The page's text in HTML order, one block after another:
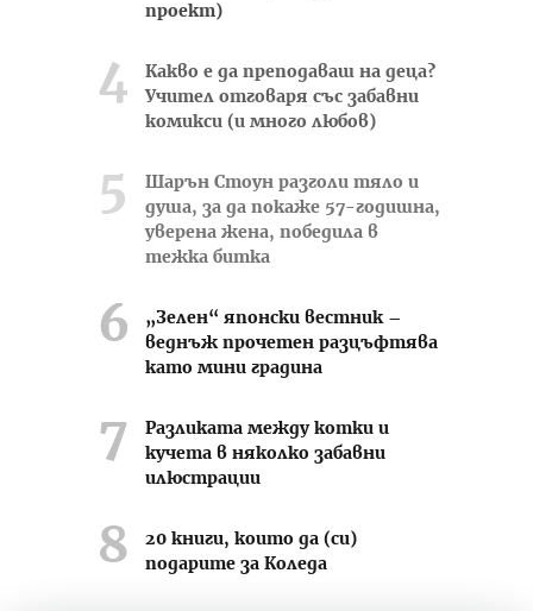
проект)
Какво е да преподаваш на деца?
Учител отговаря със забавни
комикси (и много любов)
Шарън Стоун разголи тяло и
душа, за да покаже 57-годишна,
уверена жена, победила в
тежка битка
„Зелен“ японски вестник –
веднъж прочетен разцъфтява
като мини градина
Разликата между котки и
кучета в няколко забавни
илюстрации
20 книги, които да (си)
подарите за Коледа